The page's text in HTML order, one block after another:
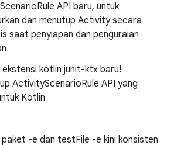
API baru, untuk
dan menutup Activity secara
saat penyiapan dan penguraian
kotlin junit-ktx baru!
ActivityScenarioRule API yang
Kotlin
paket -e dan testFile -e kini konsisten